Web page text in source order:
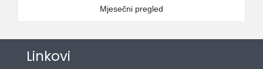
Mjesečni pregled
Linkovi